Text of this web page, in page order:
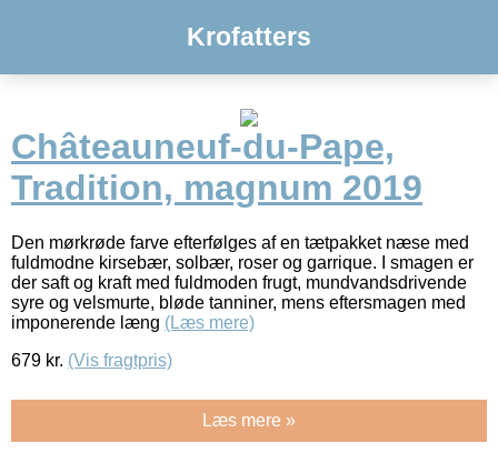
Krofatters
Châteauneuf-du-Pape,
Tradition, magnum 2019
Den mørkrøde farve efterfølges af en tætpakket næse med
fuldmodne kirsebær, solbær, roser og garrique. I smagen er
der saft og kraft med fuldmoden frugt, mundvandsdrivende
syre og velsmurte, bløde tanniner, mens eftersmagen med
imponerende læng (Læs mere)
679 kr. (Vis fragtpris)
Læs mere »